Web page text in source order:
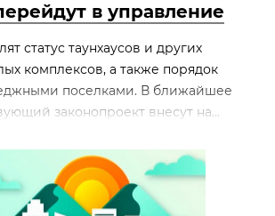
в управление
статус таунхаусов и других
комплексов, а также порядок
поселками. В ближайшее
законопроект внесут на...